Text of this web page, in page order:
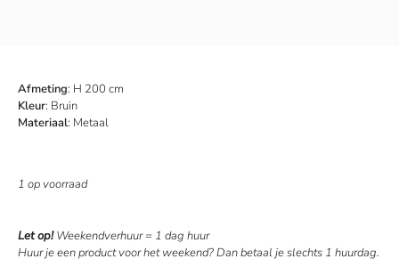
Afmeting: H 200 cm
Kleur: Bruin
Materiaal: Metaal
1 op voorraad
Let op!Weekendverhuur = 1 dag huur
Huur je een product voor het weekend? Dan betaal je slechts 1 huurdag.